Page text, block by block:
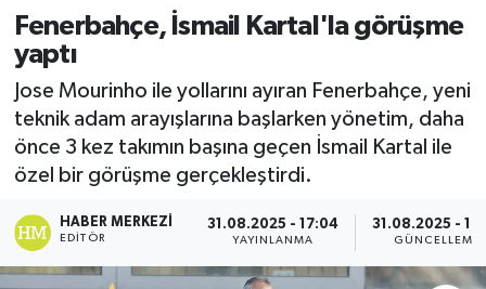
Fenerbahçe, İsmail Kartal'la görüşme
yaptı
Jose Mourinho ile yollarını ayıran Fenerbahçe, yeni
teknik adam arayışlarına başlarken yönetim, daha
önce 3 kez takımın başına geçen İsmail Kartal ile
özel bir görüşme gerçekleştirdi.
HABER MERKEZI
EDITÖR
31.08.2025 - 17:04
YAYINLANMA
31.08.2025 -
GÜNCELLEME
Spor
Sağlık
Teknoloji
Tüm Manşetler
Son Dakika Haberleri
Haber Arşivi